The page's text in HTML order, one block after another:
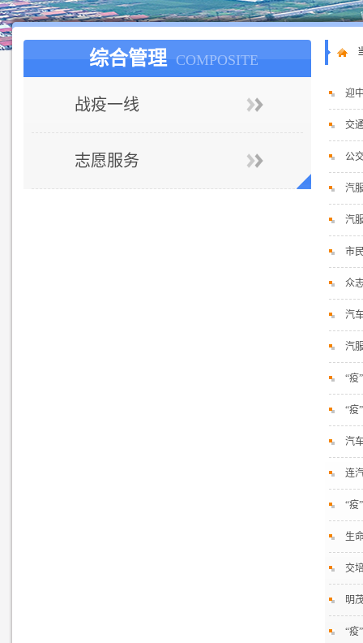
综合管理 COMPOSITE
战疫一线
志愿服务
迎
交
公
汽
汽
市
众
汽
汽
“疫
“疫
汽
连
“疫
生
交
明
“疫